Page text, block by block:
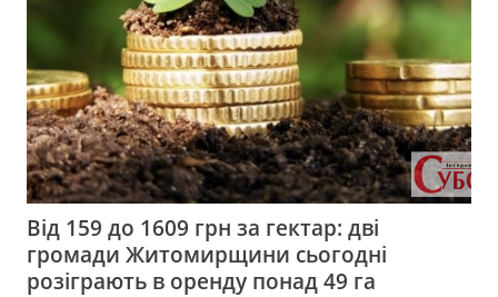
Від 159 до 1609 грн за гектар: дві
громади Житомирщини сьогодні
розіграють в оренду понад 49 га